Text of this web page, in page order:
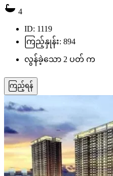
4
ID: 1119
ကြည့်နှုန်း: 894
လွန်ခဲ့သော 2 ပတ် က
ကြည့်ရန်